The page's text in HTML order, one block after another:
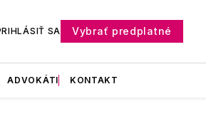
SA Vybrať predplatné
ADVOKÁTI KONTAKT